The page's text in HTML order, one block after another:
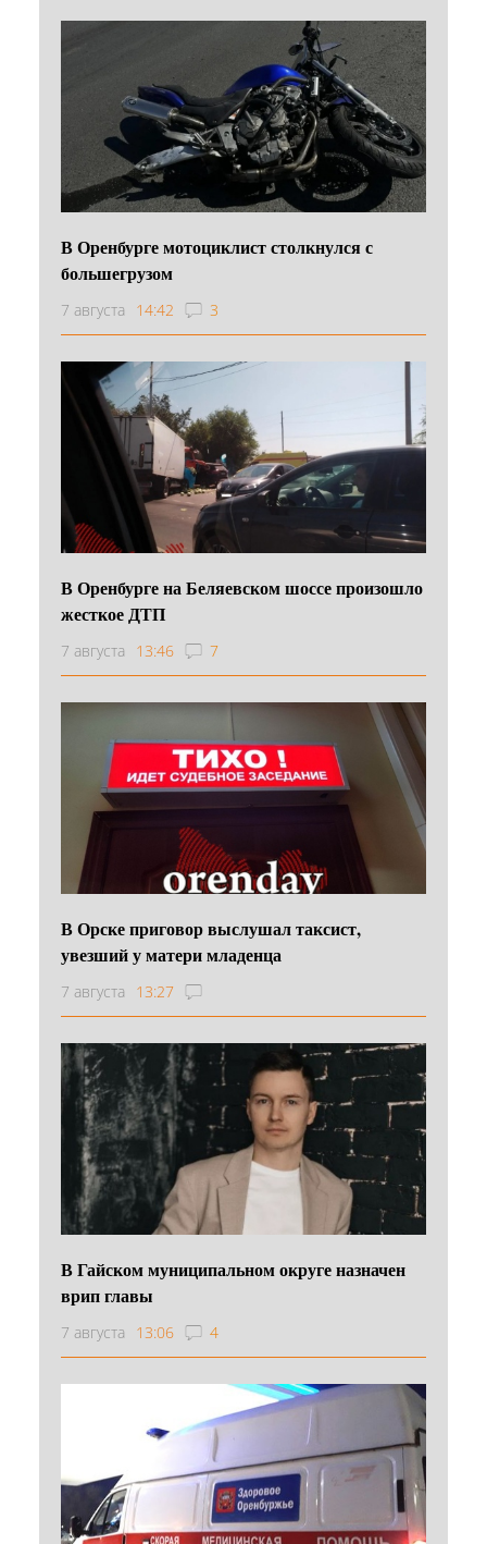
В Оренбурге мотоциклист столкнулся с
большегрузом
7 августа 14:42 3
В Оренбурге на Беляевском шоссе произошло
жесткое ДТП
7 августа 13:46 7
В Орске приговор выслушал таксист,
увезший у матери младенца
7 августа 13:27
В Гайском муниципальном округе назначен
врип главы
7 августа 13:06 4